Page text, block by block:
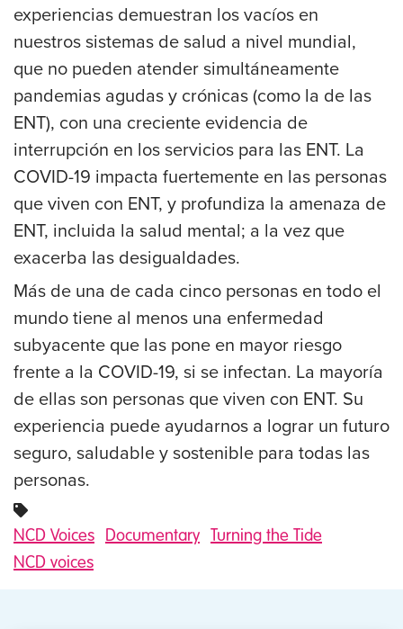
experiencias demuestran los vacíos en
nuestros sistemas de salud a nivel mundial,
que no pueden atender simultáneamente
pandemias agudas y crónicas (como la de las
ENT), con una creciente evidencia de
interrupción en los servicios para las ENT. La
COVID-19 impacta fuertemente en las personas
que viven con ENT, y profundiza la amenaza de
ENT, incluida la salud mental; a la vez que
exacerba las desigualdades.
Más de una de cada cinco personas en todo el
mundo tiene al menos una enfermedad
subyacente que las pone en mayor riesgo
frente a la COVID-19, si se infectan. La mayoría
de ellas son personas que viven con ENT. Su
experiencia puede ayudarnos a lograr un futuro
seguro, saludable y sostenible para todas las
personas.
NCD Voices Documentary Turning the Tide
NCD voices